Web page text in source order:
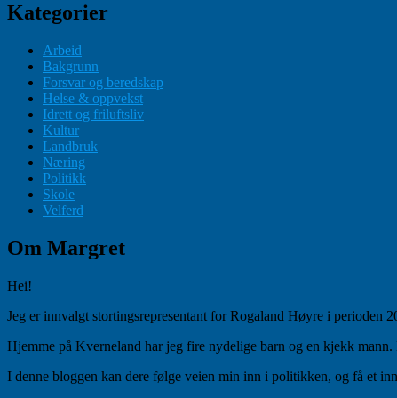
Kategorier
Arbeid
Bakgrunn
Forsvar og beredskap
Helse & oppvekst
Idrett og friluftsliv
Kultur
Landbruk
Næring
Politikk
Skole
Velferd
Om Margret
Hei!
Jeg er innvalgt stortingsrepresentant for Rogaland Høyre i
Hjemme på Kverneland har jeg fire nydelige barn og en kjekk
I denne bloggen kan dere følge veien min inn i politikken, og få et